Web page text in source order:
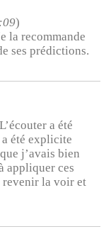
)
la recommande
ses prédictions.
a été
été explicite
j’avais bien
appliquer ces
revenir la voir et